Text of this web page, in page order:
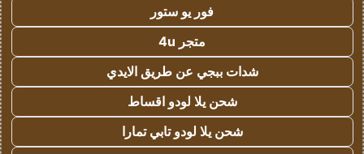
فور يو ستور
متجر 4u
شدات ببجي عن طريق الايدي
شحن يلا لودو اقساط
شحن يلا لودو تابي تمارا